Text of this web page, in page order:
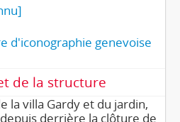
d'iconographie genevoise
de la structure
la villa Gardy et du jardin,
derrière la clôture de